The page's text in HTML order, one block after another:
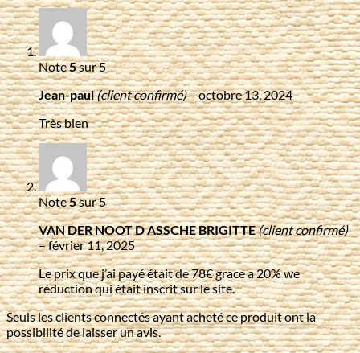
Note5sur 5
Jean-paul(client confirmé)–octobre 13, 2024
Très bien
Note5sur 5
VAN DER NOOT D ASSCHE BRIGITTE(client confirmé)
–février 11, 2025
Le prix que j’ai payé était de 78€ grace a 20% we
réduction qui était inscrit sur le site.
Seuls les clients connectés ayant acheté ce produit ont la
possibilité de laisser un avis.